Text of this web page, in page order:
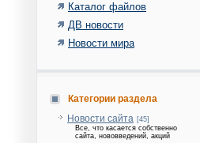
Каталог файлов
ДВ новости
Новости мира
Категории раздела
Новости сайта [45]
Все, что касается собственно
сайта, нововведений, акций